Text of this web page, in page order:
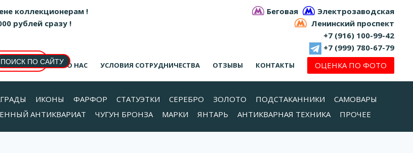
коллекционерам ! Беговая
Электрозаводская
рублей сразу !
Ленинский проспект
+7 (916) 100-99-42
+7 (999) 780-67-79
О НАС УСЛОВИЯ СОТРУДНИЧЕСТВА ОТЗЫВЫ КОНТАКТЫ ОЦЕНКА ПО ФОТО
ИКОНЫ ФАРФОР СТАТУЭТКИ СЕРЕБРО ЗОЛОТО ПОДСТАКАННИКИ
САМОВАРЫ
АНТИКВАРИАТ ЧУГУН БРОНЗА МАРКИ ЯНТАРЬ АНТИКВАРНАЯ ТЕХНИКА ПРОЧЕЕ